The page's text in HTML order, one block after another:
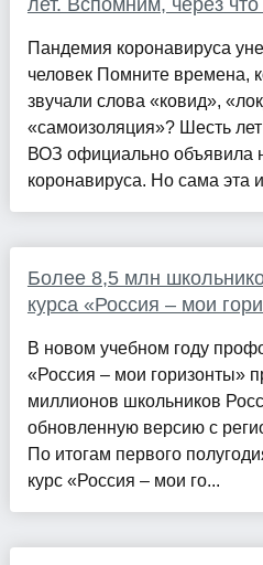
Пандемия коронавируса
человек Помните времена,
звучали слова «ковид»,
«самоизоляция»? Шесть
ВОЗ официально объявила
коронавируса. Но сама эта
Более 8,5 млн
курса «Россия – мои
В новом учебном году
«Россия – мои горизонты»
миллионов школьников
обновленную версию с
По итогам первого
курс «Россия – мои го...